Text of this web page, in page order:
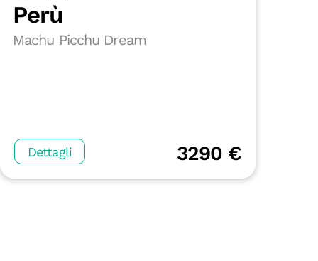
Perù
Machu Picchu Dream
Dettagli 3290 €